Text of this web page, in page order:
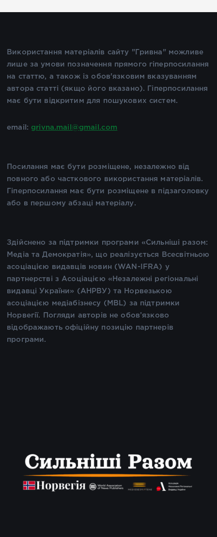
Використання матеріалів сайту "Гривна" можливе
лише за умови позначення прямого гіперпосилання
на статтю, а також із обов'язковим вказуванням
автора статті (якщо його вказано). Гіперпосилання
має бути відкритим для пошукових систем.
email: grivna.mail@gmail.com
Посилання має бути розміщене, незалежно від
повного або часткового використання матеріалів.
Гіперпосилання має бути розміщене в підзаголовку
або в першому абзаці матеріалу.
Здійснено за підтримки програми «Сильніші разом:
Медіа та Демократія», що реалізується Всесвітньою
асоціацією видавців новин (WAN-IFRA) у
партнерстві з Асоціацією «Незалежні регіональні
видавці України» (АНРВУ) та Норвезькою
асоціацією медіабізнесу (MBL) за підтримки
Норвегії. Погляди авторів не обов’язково
відображають офіційну позицію партнерів
програми.